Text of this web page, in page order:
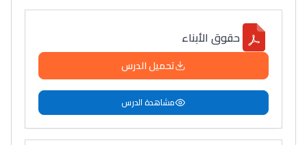
سامورا
بطلة المغرب فالقفز
الطولي، ملاك البردع
كتحكي على تجربتها
فالرّياضة و الدّراسة
حقوق الأبناء
تحميل الدرس
مشاهدة الدرس